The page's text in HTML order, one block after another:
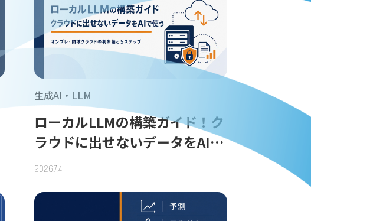
生成AI・LLM
ローカルLLMの構築ガイド！ク
ラウドに出せないデータをAIで
使う判断軸と5ステップ
2026.7.4